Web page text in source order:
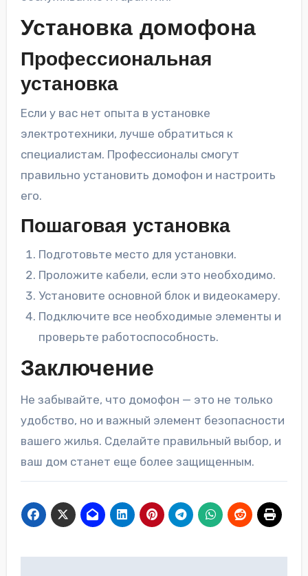
Установка домофона
Профессиональная
установка
Если у вас нет опыта в установке
электротехники, лучше обратиться к
специалистам. Профессионалы смогут
правильно установить домофон и настроить
его.
Пошаговая установка
Подготовьте место для установки.
Проложите кабели, если это необходимо.
Установите основной блок и видеокамеру.
Подключите все необходимые элементы и
проверьте работоспособность.
Заключение
Не забывайте, что домофон — это не только
удобство, но и важный элемент безопасности
вашего жилья. Сделайте правильный выбор, и
ваш дом станет еще более защищенным.